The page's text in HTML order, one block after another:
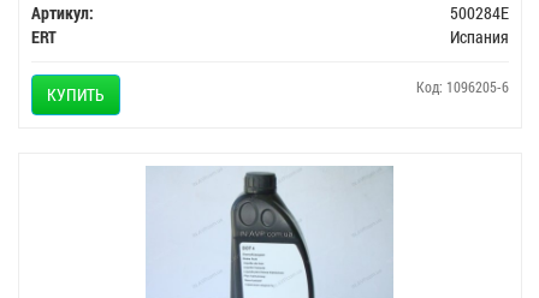
Артикул:
500284E
ERT
Испания
КУПИТЬ Код: 1096205-6